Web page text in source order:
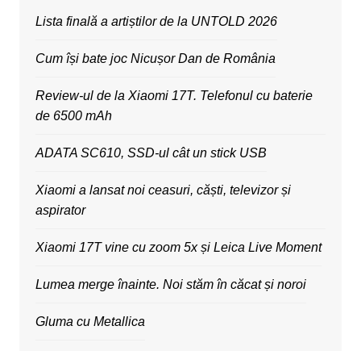
Lista finală a artiștilor de la UNTOLD 2026
Cum își bate joc Nicușor Dan de România
Review-ul de la Xiaomi 17T. Telefonul cu baterie
de 6500 mAh
ADATA SC610, SSD-ul cât un stick USB
Xiaomi a lansat noi ceasuri, căști, televizor și
aspirator
Xiaomi 17T vine cu zoom 5x și Leica Live Moment
Lumea merge înainte. Noi stăm în căcat și noroi
Gluma cu Metallica